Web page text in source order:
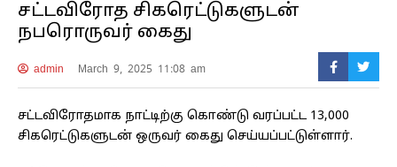
சட்டவிரோத சிகரெட்டுகளுடன்
நபரொருவர் கைது
admin March 9, 2025 11:08 am
சட்டவிரோதமாக நாட்டிற்கு கொண்டு வரப்பட்ட 13,000
சிகரெட்டுகளுடன் ஒருவர் கைது செய்யப்பட்டுள்ளார்.